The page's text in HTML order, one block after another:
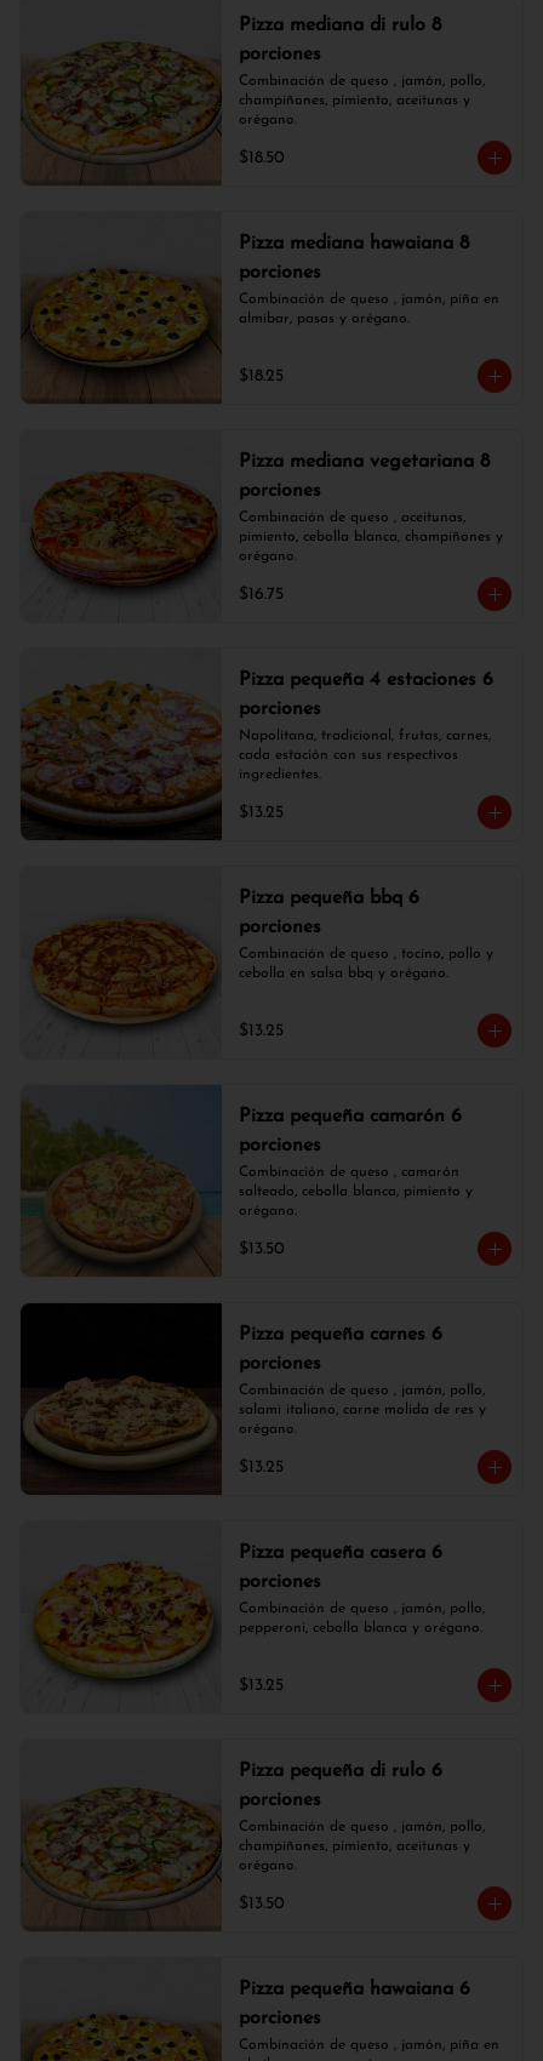
Pizza mediana di rulo 8
porciones
Combinación de queso , jamón, pollo,
champiñones, pimiento, aceitunas y
orégano.
$18.50
Pizza mediana hawaiana 8
porciones
Combinación de queso , jamón, piña en
almíbar, pasas y orégano.
$18.25
Pizza mediana vegetariana 8
porciones
Combinación de queso , aceitunas,
pimiento, cebolla blanca, champiñones y
orégano.
$16.75
Pizza pequeña 4 estaciones 6
porciones
Napolitana, tradicional, frutas, carnes,
cada estación con sus respectivos
ingredientes.
$13.25
Pizza pequeña bbq 6
porciones
Combinación de queso , tocino, pollo y
cebolla en salsa bbq y orégano.
$13.25
Pizza pequeña camarón 6
porciones
Combinación de queso , camarón
salteado, cebolla blanca, pimiento y
orégano.
$13.50
Pizza pequeña carnes 6
porciones
Combinación de queso , jamón, pollo,
salami italiano, carne molida de res y
orégano.
$13.25
Pizza pequeña casera 6
porciones
Combinación de queso , jamón, pollo,
pepperoni, cebolla blanca y orégano.
$13.25
Pizza pequeña di rulo 6
porciones
Combinación de queso , jamón, pollo,
champiñones, pimiento, aceitunas y
orégano.
$13.50
Pizza pequeña hawaiana 6
porciones
Combinación de queso , jamón, piña en